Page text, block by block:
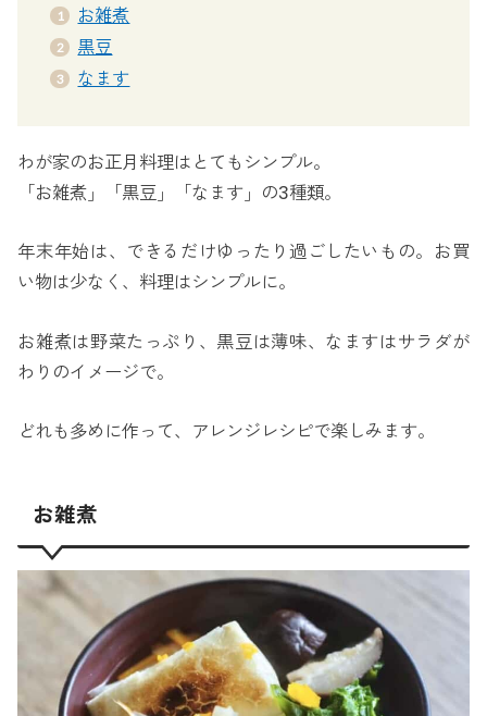
お雑煮
黒豆
なます
わが家のお正月料理はとてもシンプル。
「お雑煮」「黒豆」「なます」の3種類。
年末年始は、できるだけゆったり過ごしたいもの。お買
い物は少なく、料理はシンプルに。
お雑煮は野菜たっぷり、黒豆は薄味、なますはサラダが
わりのイメージで。
どれも多めに作って、アレンジレシピで楽しみます。
お雑煮